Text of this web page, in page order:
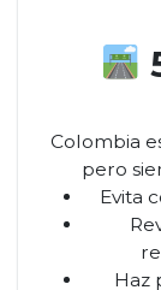
Colombia
pero
Evita
Haz